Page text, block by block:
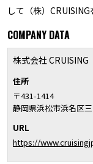
して（株）
COMPANY DATA
株式会社 CRUISING
住所
〒431-1414
静岡県浜松市浜名区
URL
https://